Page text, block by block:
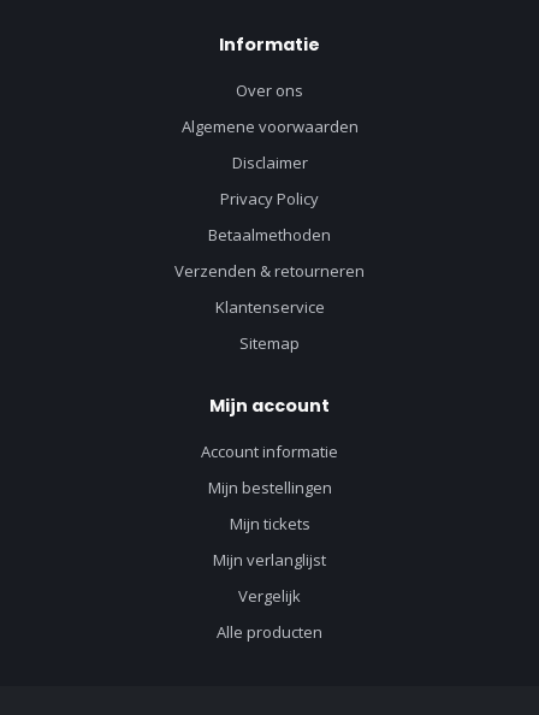
Informatie
Over ons
Algemene voorwaarden
Disclaimer
Privacy Policy
Betaalmethoden
Verzenden & retourneren
Klantenservice
Sitemap
Mijn account
Account informatie
Mijn bestellingen
Mijn tickets
Mijn verlanglijst
Vergelijk
Alle producten